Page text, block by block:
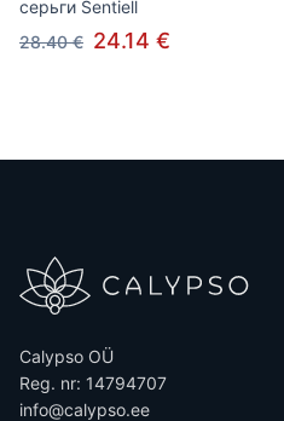
серьги Sentiell
28.40 € 24.14 €
Calypso OÜ
Reg. nr: 14794707
info@calypso.ee